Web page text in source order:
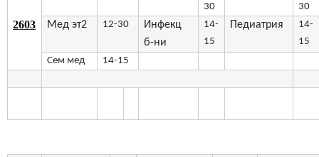
2603
30
30
Мед эт2 12-30
Инфекц
б-ни
14-
15
Педиатрия
14-
15
Сем мед
14-15